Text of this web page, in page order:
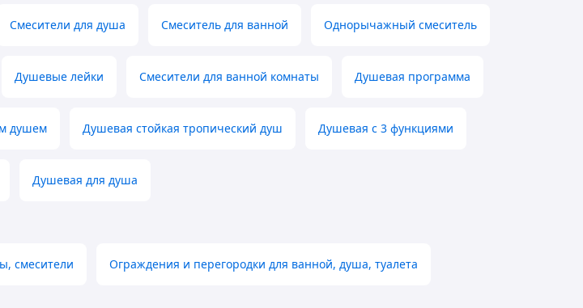
Смесители для душа Смеситель для ванной Однорычажный смеситель
Душевые лейки Смесители для ванной комнаты Душевая программа
душем Душевая стойкая тропический душ Душевая с 3 функциями
Душевая для душа
смесители Ограждения и перегородки для ванной, душа, туалета